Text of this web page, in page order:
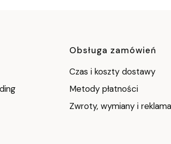
Obsługa zamówień
Czas i koszty dostawy
Metody płatności
Zwroty, wymiany i